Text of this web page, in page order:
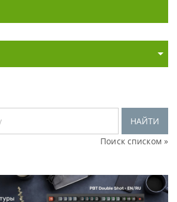
НАЙТИ
Поиск списком »